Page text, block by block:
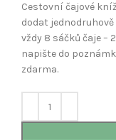
Cestovní čajové
dodat
vždy 8 sáčků čaje –
napište do
zdarma.